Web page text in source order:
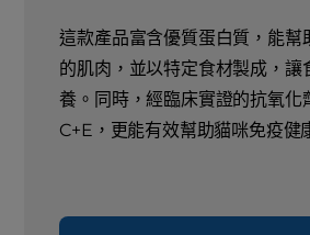
這款產品富含優質蛋白質，能幫
的肌肉，並以特定食材製成，讓
養。同時，經臨床實證的抗氧化
C+E，更能有效幫助貓咪免疫健